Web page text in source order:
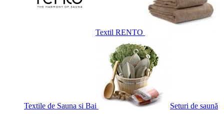
Textil RENTO
Textile de Sauna si Bai Seturi de saună